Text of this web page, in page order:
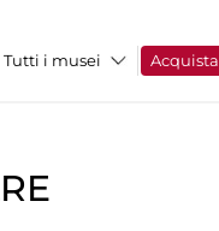
Tutti i musei Acquista